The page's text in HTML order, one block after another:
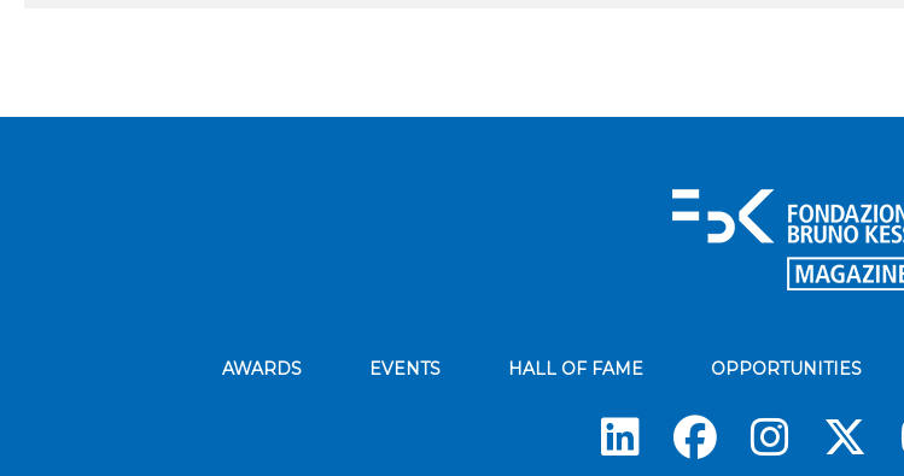
AWARDS EVENTS HALL OF FAME OPPORTUNITIES